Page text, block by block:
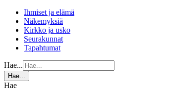
Ihmiset ja elämä
Näkemyksiä
Kirkko ja usko
Seurakunnat
Tapahtumat
Hae...
Hae...
Hae